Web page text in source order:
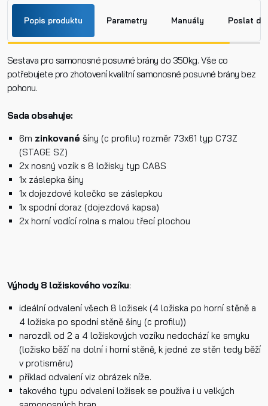
Popis produktu Parametry Manuály Poslat
Sestava pro samonosné posuvné brány do 350kg. Vše co
potřebujete pro zhotovení kvalitní samonosné posuvné brány bez
pohonu.
Sada obsahuje:
6m zinkované šíny (c profilu) rozměr 73x61 typ C73Z
(STAGE SZ)
2x nosný vozík s 8 ložisky typ CA8S
1x záslepka šíny
1x dojezdové kolečko se záslepkou
1x spodní doraz (dojezdová kapsa)
2x horní vodící rolna s malou třecí plochou
Výhody 8 ložiskového vozíku:
ideální odvalení všech 8 ložisek (4 ložiska po horní stěně a
4 ložiska po spodní stěně šíny (c profilu))
narozdíl od 2 a 4 ložiskových vozíku nedochází ke smyku
(ložisko běží na dolní i horní stěně, k jedné ze stěn tedy běží
v protisměru)
příklad odvalení viz obrázek níže.
takového typu odvalení ložisek se používa i u velkých
Manuál - příprava.pdf
Jméno
Telefon
E-mail
Přečetl/a jsem si a jsem srozuměn/a seZásadami
osobních údajů
zpracováním osobních údajů.